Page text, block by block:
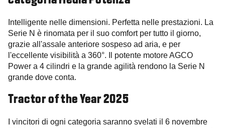
Intelligente nelle dimensioni. Perfetta nelle prestazioni. La
Serie N è rinomata per il suo comfort per tutto il giorno,
grazie all'assale anteriore sospeso ad aria, e per
l'eccellente visibilità a 360°. Il potente motore AGCO
Power a 4 cilindri e la grande agilità rendono la Serie N
grande dove conta.
Tractor of the Year 2025
I vincitori di ogni categoria saranno svelati il 6 novembre